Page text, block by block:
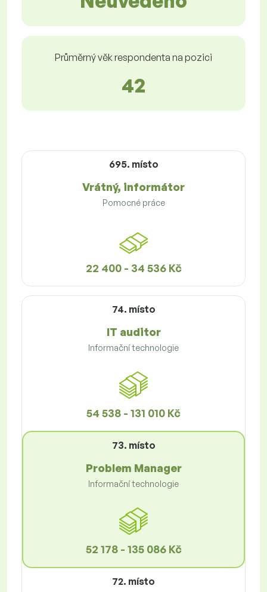
Průměrný věk respondenta na pozici
42
695. místo
Vrátný, informátor
Pomocné práce
22 400 - 34 536 Kč
74. místo
IT auditor
Informační technologie
54 538 - 131 010 Kč
73. místo
Problem Manager
Informační technologie
52 178 - 135 086 Kč
72. místo